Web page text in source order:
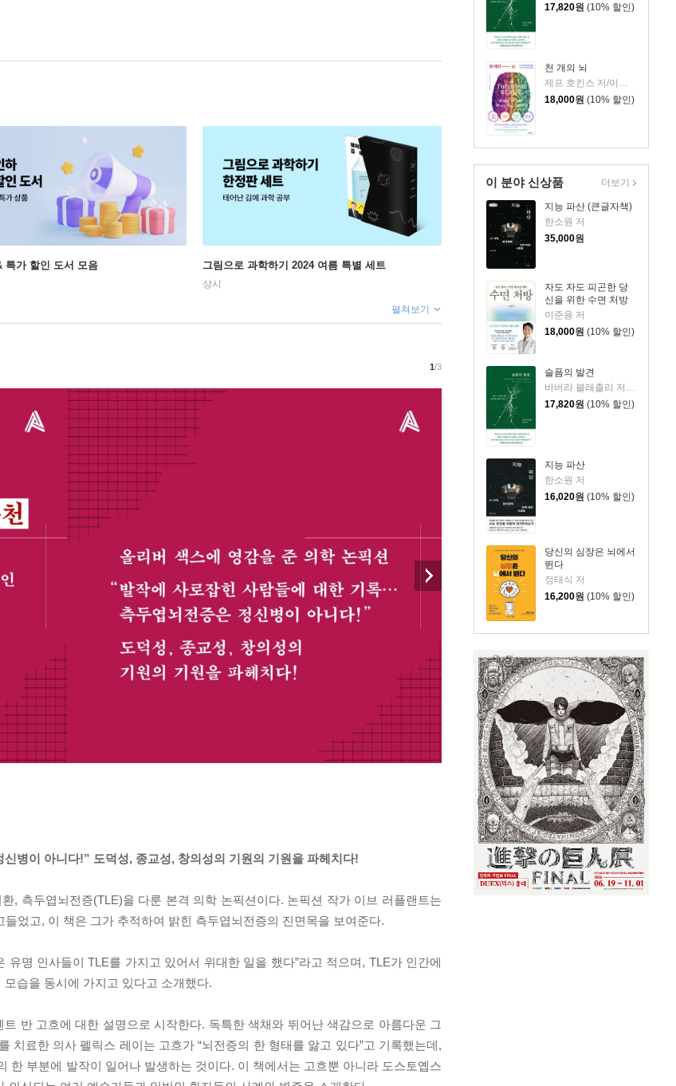
17,820원 (10% 할인)
천 개의 뇌
제프 호킨스 저/이충호 역
18,000원 (10% 할인)
이 분야 신상품
지능 파산 (큰글자책)
한소원 저
35,000원
자도 자도 피곤한 당
신을 위한 수면 처방
이준용 저
18,000원 (10% 할인)
슬픔의 발견
17,820원 (10% 할인)
지능 파산
한소원 저
16,020원 (10% 할인)
당신의 심장은 뇌에서
뛴다
정태식 저
16,200원 (10% 할인)
더보기
특가 할인 도서 모음 그림으로 과학하기 2024 여름 특별 세트
상시
펼쳐보기
1/3
병이 아니다!” 도덕성, 종교성, 창의성의 기원의 기원을 파헤치다!
, 측두엽뇌전증(TLE)을 다룬 본격 의학 논픽션이다. 논픽션 작가 이브 러플랜트는
었고, 이 책은 그가 추적하여 밝힌 측두엽뇌전증의 진면목을 보여준다.
명 인사들이 TLE를 가지고 있어서 위대한 일을 했다”라고 적으며, TLE가 인간에
습을 동시에 가지고 있다고 소개했다.
반 고흐에 대한 설명으로 시작한다. 독특한 색채와 뛰어난 색감으로 아름다운 그
치료한 의사 펠릭스 레이는 고흐가 “뇌전증의 한 형태를 앓고 있다”고 기록했는데,
한 부분에 발작이 일어나 발생하는 것이다. 이 책에서는 고흐뿐 아니라 도스토옙스